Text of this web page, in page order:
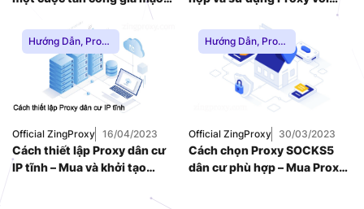
Hướng Dẫn, Proxy
Dân Cư,Thuê
Proxy Nước Ngoài,
Thuê Proxy US ,
Thuê Proxy Việt
Nam ,
Uncategorized
Official ZingProxy 16/04/2023
Cách thiết lập Proxy dân cư
IP tĩnh – Mua và khởi tạo
Hướng Dẫn, Proxy
Dân Cư,Proxy
SOCKS5
Thuê
Proxy Nước Ngoài,
Thuê Proxy US,
Thuê Proxy Việt
Nam,
Uncategorized
Official ZingProxy 30/03/2023
Cách chọn Proxy SOCKS5
dân cư phù hợp – Mua Proxy